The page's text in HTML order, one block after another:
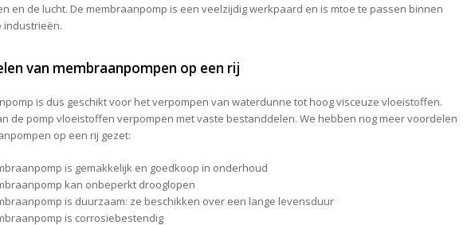
en de lucht. De membraanpomp is een veelzijdig werkpaard en is mtoe te passen binnen
industrieën.
van membraanpompen op een rij
is dus geschikt voor het verpompen van waterdunne tot hoog visceuze vloeistoffen.
de pomp vloeistoffen verpompen met vaste bestanddelen. We hebben nog meer voordelen
op een rij gezet:
is gemakkelijk en goedkoop in onderhoud
kan onbeperkt drooglopen
is duurzaam: ze beschikken over een lange levensduur
is corrosiebestendig